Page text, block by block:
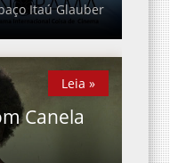
Itaú Glauber
Canela
Leia »
Leia »